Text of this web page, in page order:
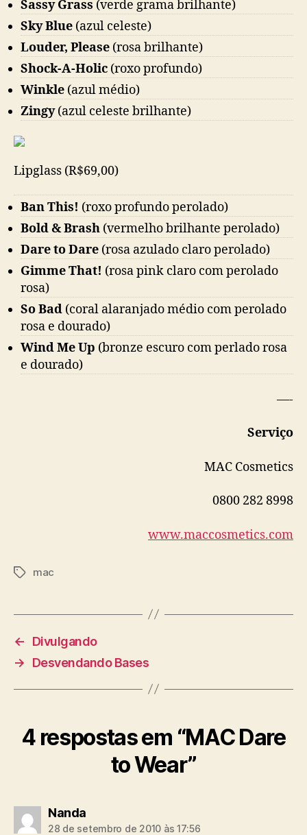
Sassy Grass (verde grama brilhante)
Sky Blue (azul celeste)
Louder, Please (rosa brilhante)
Shock-A-Holic (roxo profundo)
Winkle (azul médio)
Zingy(azul celeste brilhante)
Lipglass (R$69,00)
Ban This! (roxo profundo perolado)
Bold & Brash (vermelho brilhante perolado)
Dare to Dare (rosa azulado claro perolado)
Gimme That! (rosa pink claro com perolado
rosa)
So Bad (coral alaranjado médio com perolado
rosa e dourado)
Wind Me Up (bronze escuro com perlado rosa
e dourado)
—-
Serviço
MAC Cosmetics
0800 282 8998
www.maccosmetics.com
Tagsmac
←
Divulgando
→
Desvendando Bases
4 respostas em “MAC Dare
to Wear”
Nandadiz:
28 de setembro de 2010 às 17:56